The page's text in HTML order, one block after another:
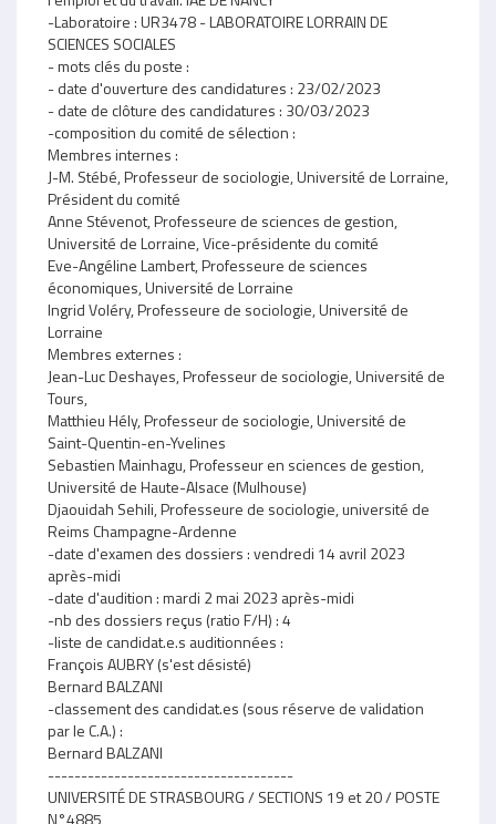
-Laboratoire : UR3478 - LABORATOIRE LORRAIN DE
SCIENCES SOCIALES
- mots clés du poste :
- date d'ouverture des candidatures : 23/02/2023
- date de clôture des candidatures : 30/03/2023
-composition du comité de sélection :
Membres internes :
J-M. Stébé, Professeur de sociologie, Université de Lorraine,
Président du comité
Anne Stévenot, Professeure de sciences de gestion,
Université de Lorraine, Vice-présidente du comité
Eve-Angéline Lambert, Professeure de sciences
économiques, Université de Lorraine
Ingrid Voléry, Professeure de sociologie, Université de
Lorraine
Membres externes :
Jean-Luc Deshayes, Professeur de sociologie, Université de
Tours,
Matthieu Hély, Professeur de sociologie, Université de
Saint-Quentin-en-Yvelines
Sebastien Mainhagu, Professeur en sciences de gestion,
Université de Haute-Alsace (Mulhouse)
Djaouidah Sehili, Professeure de sociologie, université de
Reims Champagne-Ardenne
-date d'examen des dossiers : vendredi 14 avril 2023
après-midi
-date d'audition : mardi 2 mai 2023 après-midi
-nb des dossiers reçus (ratio F/H) : 4
-liste de candidat.e.s auditionnées :
François AUBRY (s'est désisté)
Bernard BALZANI
-classement des candidat.es (sous réserve de validation
par le C.A.) :
Bernard BALZANI
-------------------------------------
UNIVERSITÉ DE STRASBOURG / SECTIONS 19 et 20 / POSTE
N°4885